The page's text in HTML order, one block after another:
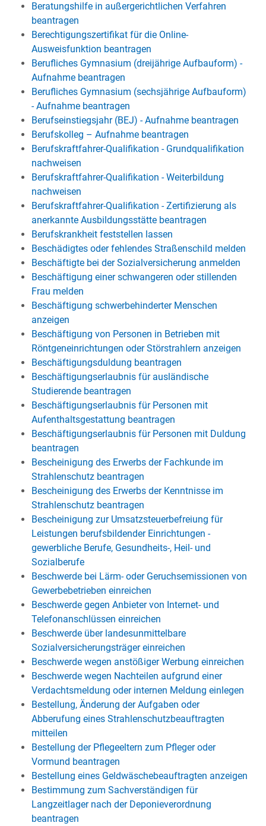
Beratungshilfe in außergerichtlichen Verfahren
beantragen
Berechtigungszertifikat für die Online-
Ausweisfunktion beantragen
Berufliches Gymnasium (dreijährige Aufbauform) -
Aufnahme beantragen
Berufliches Gymnasium (sechsjährige Aufbauform)
- Aufnahme beantragen
Berufseinstiegsjahr (BEJ) - Aufnahme beantragen
Berufskolleg – Aufnahme beantragen
Berufskraftfahrer-Qualifikation - Grundqualifikation
nachweisen
Berufskraftfahrer-Qualifikation - Weiterbildung
nachweisen
Berufskraftfahrer-Qualifikation - Zertifizierung als
anerkannte Ausbildungsstätte beantragen
Berufskrankheit feststellen lassen
Beschädigtes oder fehlendes Straßenschild melden
Beschäftigte bei der Sozialversicherung anmelden
Beschäftigung einer schwangeren oder stillenden
Frau melden
Beschäftigung schwerbehinderter Menschen
anzeigen
Beschäftigung von Personen in Betrieben mit
Röntgeneinrichtungen oder Störstrahlern anzeigen
Beschäftigungsduldung beantragen
Beschäftigungserlaubnis für ausländische
Studierende beantragen
Beschäftigungserlaubnis für Personen mit
Aufenthaltsgestattung beantragen
Beschäftigungserlaubnis für Personen mit Duldung
beantragen
Bescheinigung des Erwerbs der Fachkunde im
Strahlenschutz beantragen
Bescheinigung des Erwerbs der Kenntnisse im
Strahlenschutz beantragen
Bescheinigung zur Umsatzsteuerbefreiung für
Leistungen berufsbildender Einrichtungen -
gewerbliche Berufe, Gesundheits-, Heil- und
Sozialberufe
Beschwerde bei Lärm- oder Geruchsemissionen von
Gewerbebetrieben einreichen
Beschwerde gegen Anbieter von Internet- und
Telefonanschlüssen einreichen
Beschwerde über landesunmittelbare
Sozialversicherungsträger einreichen
Beschwerde wegen anstößiger Werbung einreichen
Beschwerde wegen Nachteilen aufgrund einer
Verdachtsmeldung oder internen Meldung einlegen
Bestellung, Änderung der Aufgaben oder
Abberufung eines Strahlenschutzbeauftragten
mitteilen
Bestellung der Pflegeeltern zum Pfleger oder
Vormund beantragen
Bestellung eines Geldwäschebeauftragten anzeigen
Bestimmung zum Sachverständigen für
Langzeitlager nach der Deponieverordnung
beantragen